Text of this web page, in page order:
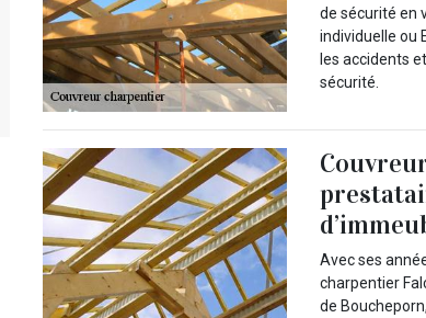
de sécurité en
individuelle ou
les accidents
sécurité.
Avec ses
charpentier
de